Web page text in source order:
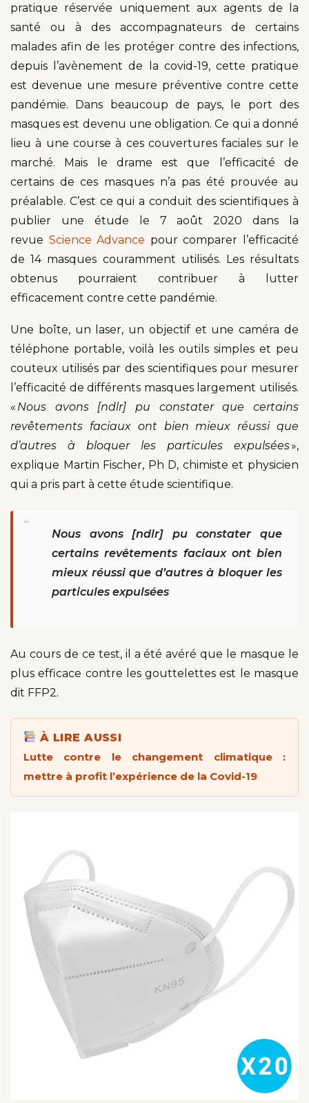
pratique réservée uniquement aux agents de la
santé ou à des accompagnateurs de certains
malades afin de les protéger contre des infections,
depuis l’avènement de la covid-19, cette pratique
est devenue une mesure préventive contre cette
pandémie. Dans beaucoup de pays, le port des
masques est devenu une obligation. Ce qui a donné
lieu à une course à ces couvertures faciales sur le
marché. Mais le drame est que l’efficacité de
certains de ces masques n’a pas été prouvée au
préalable. C’est ce qui a conduit des scientifiques à
publier une étude le 7 août 2020 dans la
revue Science Advance pour comparer l’efficacité
de 14 masques couramment utilisés. Les résultats
obtenus pourraient contribuer à lutter
efficacement contre cette pandémie.
Une boîte, un laser, un objectif et une caméra de
téléphone portable, voilà les outils simples et peu
couteux utilisés par des scientifiques pour mesurer
l’efficacité de différents masques largement utilisés.
« Nous avons [ndlr] pu constater que certains
revêtements faciaux ont bien mieux réussi que
d’autres à bloquer les particules expulsées»,
explique Martin Fischer, Ph D, chimiste et physicien
qui a pris part à cette étude scientifique.
“
Nous avons [ndlr] pu constater que
certains revêtements faciaux ont bien
mieux réussi que d’autres à bloquer les
particules expulsées
Au cours de ce test, il a été avéré que le masque le
plus efficace contre les gouttelettes est le masque
dit FFP2.
À LIRE AUSSI
Lutte contre le changement climatique :
mettre à profit l’expérience de la Covid-19